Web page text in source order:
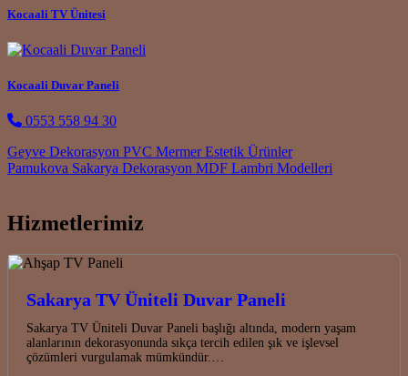
Kocaali TV Ünitesi
Kocaali Duvar Paneli
0553 558 94 30
Post navigation
Geyve Dekorasyon PVC Mermer Estetik Ürünler
Pamukova Sakarya Dekorasyon MDF Lambri Modelleri
Hizmetlerimiz
Sakarya TV Üniteli Duvar Paneli
Sakarya TV Üniteli Duvar Paneli başlığı altında, modern yaşam
alanlarının dekorasyonunda sıkça tercih edilen şık ve işlevsel
çözümleri vurgulamak mümkündür.…